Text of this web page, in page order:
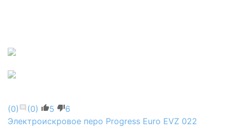
(0) (0) 5
6
Электроискровое перо Progress Euro EVZ 022